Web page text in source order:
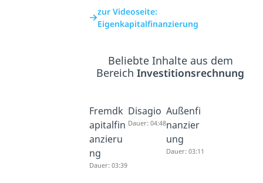
zur Videoseite:
Eigenkapitalfinanzierung
Beliebte Inhalte aus dem
BereichInvestitionsrechnung
Fremdk
apitalfin
anzieru
ng
Dauer: 03:39
Disagio
Dauer: 04:48
Außenfi
nanzier
ung
Dauer: 03:11